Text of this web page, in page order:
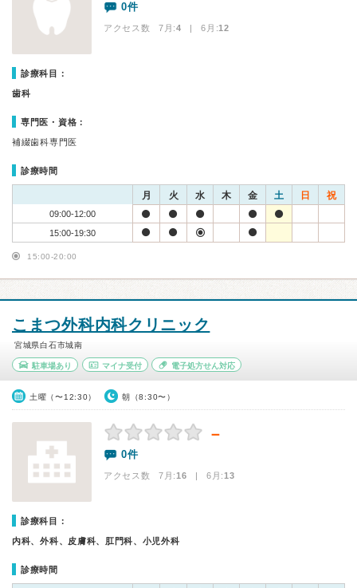
0件
アクセス数 7月:4 | 6月:12
診療科目：
歯科
専門医・資格：
補綴歯科専門医
診療時間
月 火 水 木 金 土 日 祝
09:00-12:00
15:00-19:30
15:00-20:00
こまつ外科内科クリニック
宮城県白石市城南
駐車場あり マイナ受付 電子処方せん対応
土曜（〜12:30） 朝（8:30〜）
－
0件
アクセス数 7月:16 | 6月:13
診療科目：
内科、外科、皮膚科、肛門科、小児外科
診療時間